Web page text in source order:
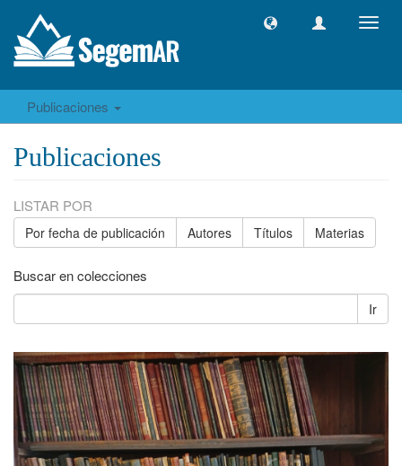
Publicaciones
Publicaciones
LISTAR POR
Por fecha de publicación Autores Títulos Materias
Buscar en colecciones
Ir